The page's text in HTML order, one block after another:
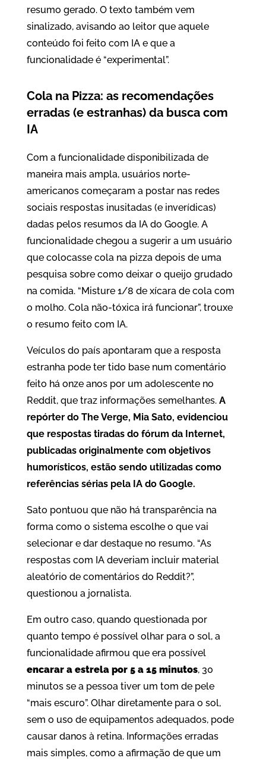
resumo gerado. O texto também vem
sinalizado, avisando ao leitor que aquele
conteúdo foi feito com IA e que a
funcionalidade é “experimental”.
Cola na Pizza: as recomendações
erradas (e estranhas) da busca com
IA
Com a funcionalidade disponibilizada de
maneira mais ampla, usuários norte-
americanos começaram a postar nas redes
sociais respostas inusitadas (e inverídicas)
dadas pelos resumos da IA do Google. A
funcionalidade chegou a sugerir a um usuário
que colocasse cola na pizza depois de uma
pesquisa sobre como deixar o queijo grudado
na comida. “Misture 1/8 de xícara de cola com
o molho. Cola não-tóxica irá funcionar”, trouxe
o resumo feito com IA.
Veículos do país apontaram que a resposta
estranha pode ter tido base num comentário
feito há onze anos por um adolescente no
Reddit, que traz informações semelhantes. A
repórter do The Verge, Mia Sato, evidenciou
que respostas tiradas do fórum da Internet,
publicadas originalmente com objetivos
humorísticos, estão sendo utilizadas como
referências sérias pela IA do Google.
Sato pontuou que não há transparência na
forma como o sistema escolhe o que vai
selecionar e dar destaque no resumo. “As
respostas com IA deveriam incluir material
aleatório de comentários do Reddit?”,
questionou a jornalista.
Em outro caso, quando questionada por
quanto tempo é possível olhar para o sol, a
funcionalidade afirmou que era possível
encarar a estrela por 5 a 15 minutos, 30
minutos se a pessoa tiver um tom de pele
“mais escuro”. Olhar diretamente para o sol,
sem o uso de equipamentos adequados, pode
causar danos à retina. Informações erradas
mais simples, como a afirmação de que um